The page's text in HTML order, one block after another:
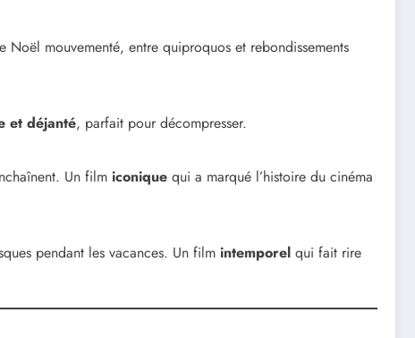
Noël mouvementé, entre quiproquos et rebondissements
et déjanté, parfait pour décompresser.
Un film iconique qui a marqué l’histoire du cinéma
pendant les vacances. Un film intemporel qui fait rire